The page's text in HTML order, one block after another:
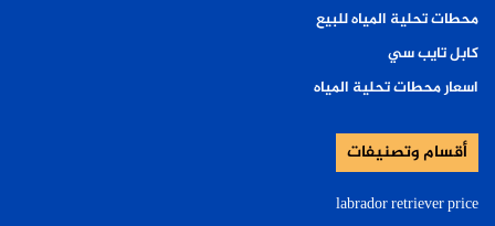
محطات تحلية المياه للبيع
كابل تايب سي
اسعار محطات تحلية المياه
أقسام وتصنيفات
labrador retriever price